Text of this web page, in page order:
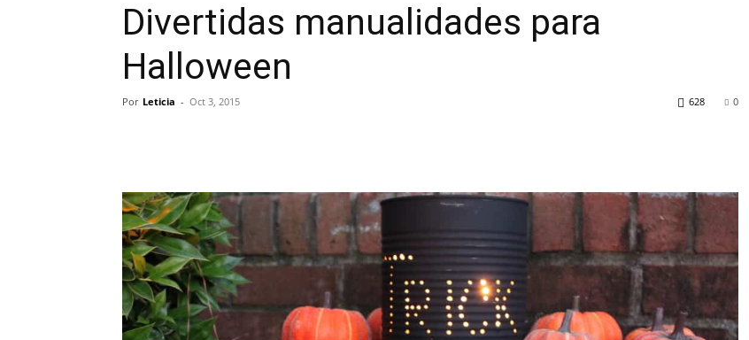
Divertidas manualidades para
Halloween
Por Leticia - Oct 3, 2015 0
628